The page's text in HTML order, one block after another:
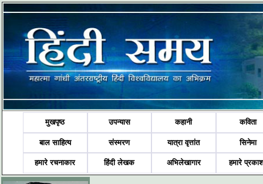
मुखपृष्ठ उपन्यास कहानी कविता
बाल साहित्य संस्मरण यात्रा वृत्तांत सिनेमा
हमारे रचनाकार हिंदी लेखक अभिलेखागार हमारे